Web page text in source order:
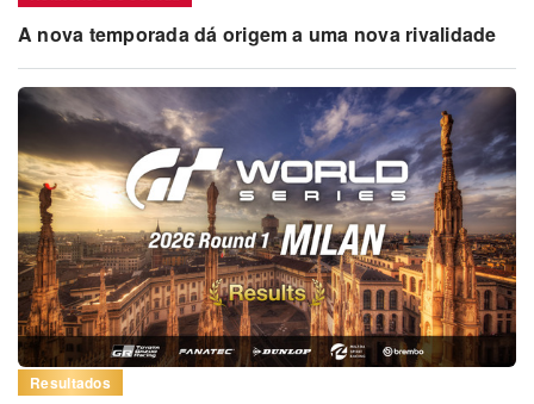
A nova temporada dá origem a uma nova rivalidade
Resultados